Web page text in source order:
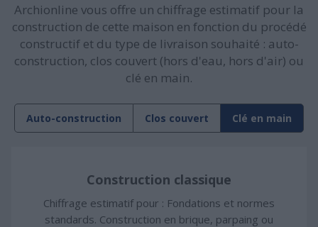
Archionline vous offre un chiffrage estimatif pour la
construction de cette maison en fonction du procédé
constructif et du type de livraison souhaité : auto-
construction, clos couvert (hors d'eau, hors d'air) ou
clé en main.
Auto-construction Clos couvert Clé en main
Construction classique
Chiffrage estimatif pour : Fondations et normes
standards. Construction en brique, parpaing ou